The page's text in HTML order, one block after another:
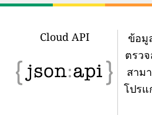
Cloud API
ข้อมู
ตรว
สาม
โปรแ